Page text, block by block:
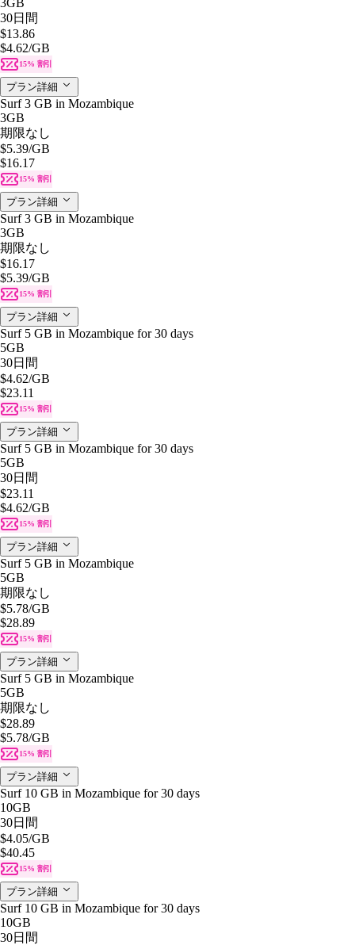
30日間
$13.86
$4.62/GB
15% 割引
プラン詳細
Surf 3 GB in Mozambique
3GB
期限なし
$5.39/GB
$16.17
15% 割引
プラン詳細
Surf 3 GB in Mozambique
3GB
期限なし
$16.17
$5.39/GB
15% 割引
プラン詳細
Surf 5 GB in Mozambique for 30 days
5GB
30日間
$4.62/GB
$23.11
15% 割引
プラン詳細
Surf 5 GB in Mozambique for 30 days
5GB
30日間
$23.11
$4.62/GB
15% 割引
プラン詳細
Surf 5 GB in Mozambique
5GB
期限なし
$5.78/GB
$28.89
15% 割引
プラン詳細
Surf 5 GB in Mozambique
5GB
期限なし
$28.89
$5.78/GB
15% 割引
プラン詳細
Surf 10 GB in Mozambique for 30 days
10GB
30日間
$4.05/GB
$40.45
15% 割引
プラン詳細
Surf 10 GB in Mozambique for 30 days
10GB
30日間